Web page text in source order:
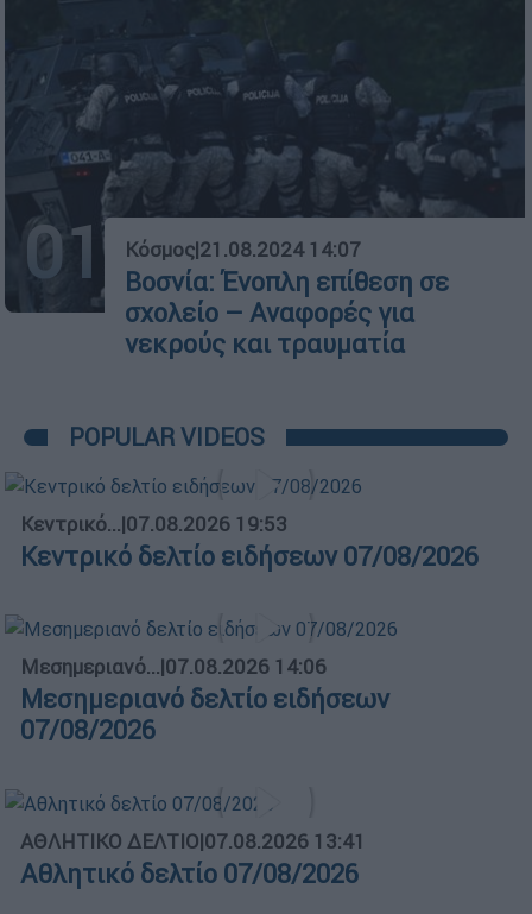
01 Κόσμος|21.08.2024 14:07
Βοσνία: Ένοπλη επίθεση σε
σχολείο – Αναφορές για
νεκρούς και τραυματία
POPULAR VIDEOS
Κεντρικό...|07.08.2026 19:53
Κεντρικό δελτίο ειδήσεων 07/08/2026
Μεσημεριανό...|07.08.2026 14:06
Μεσημεριανό δελτίο ειδήσεων
07/08/2026
ΑΘΛΗΤΙΚΟ ΔΕΛΤΙΟ|07.08.2026 13:41
Αθλητικό δελτίο 07/08/2026